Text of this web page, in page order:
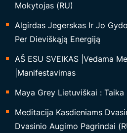
Mokytojas (RU)
Algirdas Jegerskas Ir Jo
Per Dieviškąją Energiją
AŠ ESU SVEIKAS |Vedama
|Manifestavimas
Maya Grey Lietuviškai : Taika
Meditacija Kasdieniams
Dvasinio Augimo Pagrindai